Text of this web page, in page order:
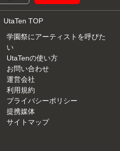
UtaTen TOP
学園祭にアーティストを呼びた
い
UtaTenの使い方
お問い合わせ
運営会社
利用規約
プライバシーポリシー
提携媒体
サイトマップ